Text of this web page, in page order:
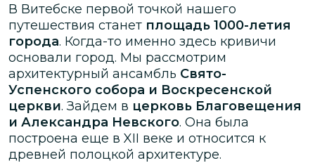
В Витебске первой точкой нашего
путешествия станет площадь 1000-летия
города. Когда-то именно здесь кривичи
основали город. Мы рассмотрим
архитектурный ансамбль Свято-
Успенского собора и Воскресенской
церкви. Зайдем в церковь Благовещения
и Александра Невского. Она была
построена еще в XII веке и относится к
древней полоцкой архитектуре.